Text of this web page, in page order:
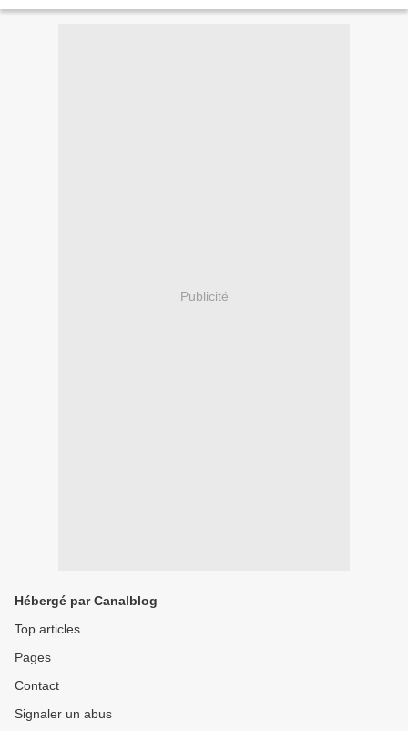
Publicité
Hébergé par Canalblog
Top articles
Pages
Contact
Signaler un abus